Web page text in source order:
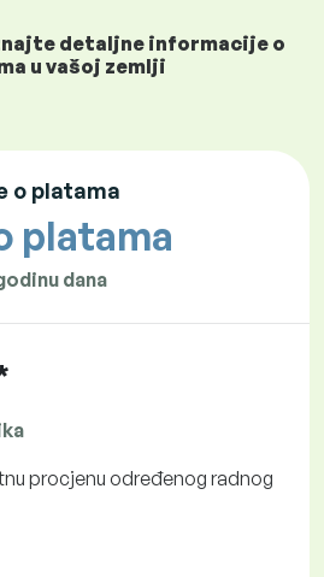
detaljne informacije o
u vašoj zemlji
o platama
platama
dana
procjenu određenog radnog